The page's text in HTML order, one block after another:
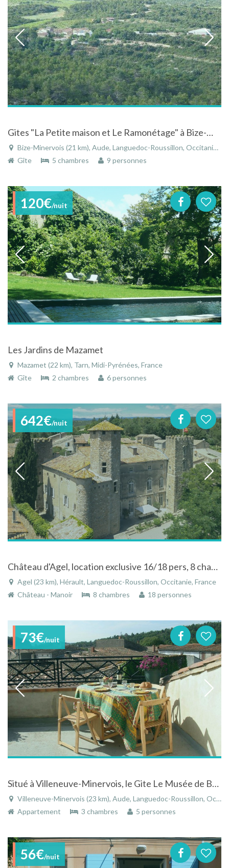
Gites "La Petite maison et Le Ramonétage" à Bize-Minervois dans le Languedoc avec piscines
Bize-Minervois (21 km), Aude, Languedoc-Roussillon, Occitanie, France
Gîte
5 chambres 9 personnes
120€/nuit
Les Jardins de Mazamet
Mazamet (22 km), Tarn, Midi-Pyrénées, France
Gîte
2 chambres 6 personnes
642€/nuit
Château d'Agel, location exclusive 16/18 pers, 8 chambres et 7 SDB, château médiéval Languedoc avec parc et piscine chauffée pers
Agel (23 km), Hérault, Languedoc-Roussillon, Occitanie, France
Château - Manoir
8 chambres 18 personnes
73€/nuit
Situé à Villeneuve-Minervois, le Gite Le Musée de Bernadette et Xavier
Villeneuve-Minervois (23 km), Aude, Languedoc-Roussillon, Occitanie, France
Appartement
3 chambres 5 personnes
56€/nuit